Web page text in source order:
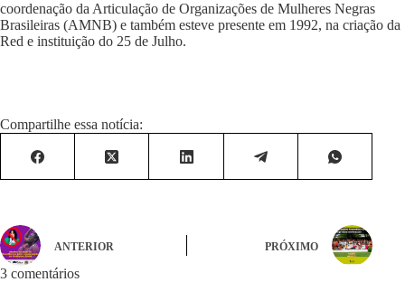
coordenação da Articulação de Organizações de Mulheres Negras
Brasileiras (AMNB) e também esteve presente em 1992, na criação da
Red e instituição do 25 de Julho.
Compartilhe essa notícia:
ANTERIOR PRÓXIMO
3 comentários